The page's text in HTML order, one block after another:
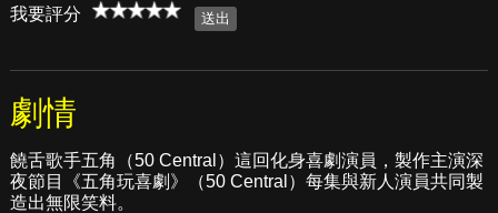
我要評分
劇情
饒舌歌手五角（50 Central）這回化身喜劇演員，製作主演深
夜節目《五角玩喜劇》（50 Central）每集與新人演員共同製
造出無限笑料。